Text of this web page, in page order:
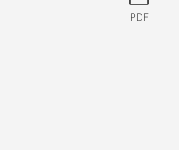
PDF